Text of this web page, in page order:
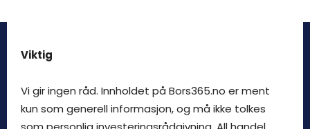
Viktig
Vi gir ingen råd. Innholdet på Bors365.no er ment
kun som generell informasjon, og må ikke tolkes